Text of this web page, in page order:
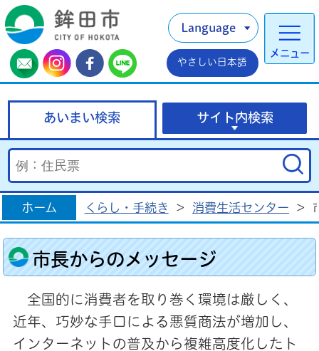
メニュー
Language
やさしい日本語
あいまい検索 サイト内検索
ホーム くらし・手続き > 消費生活センター >
市長からのメッセージ
全国的に消費者を取り巻く環境は厳しく、
近年、巧妙な手口による悪質商法が増加し、
インターネットの普及から複雑高度化したト